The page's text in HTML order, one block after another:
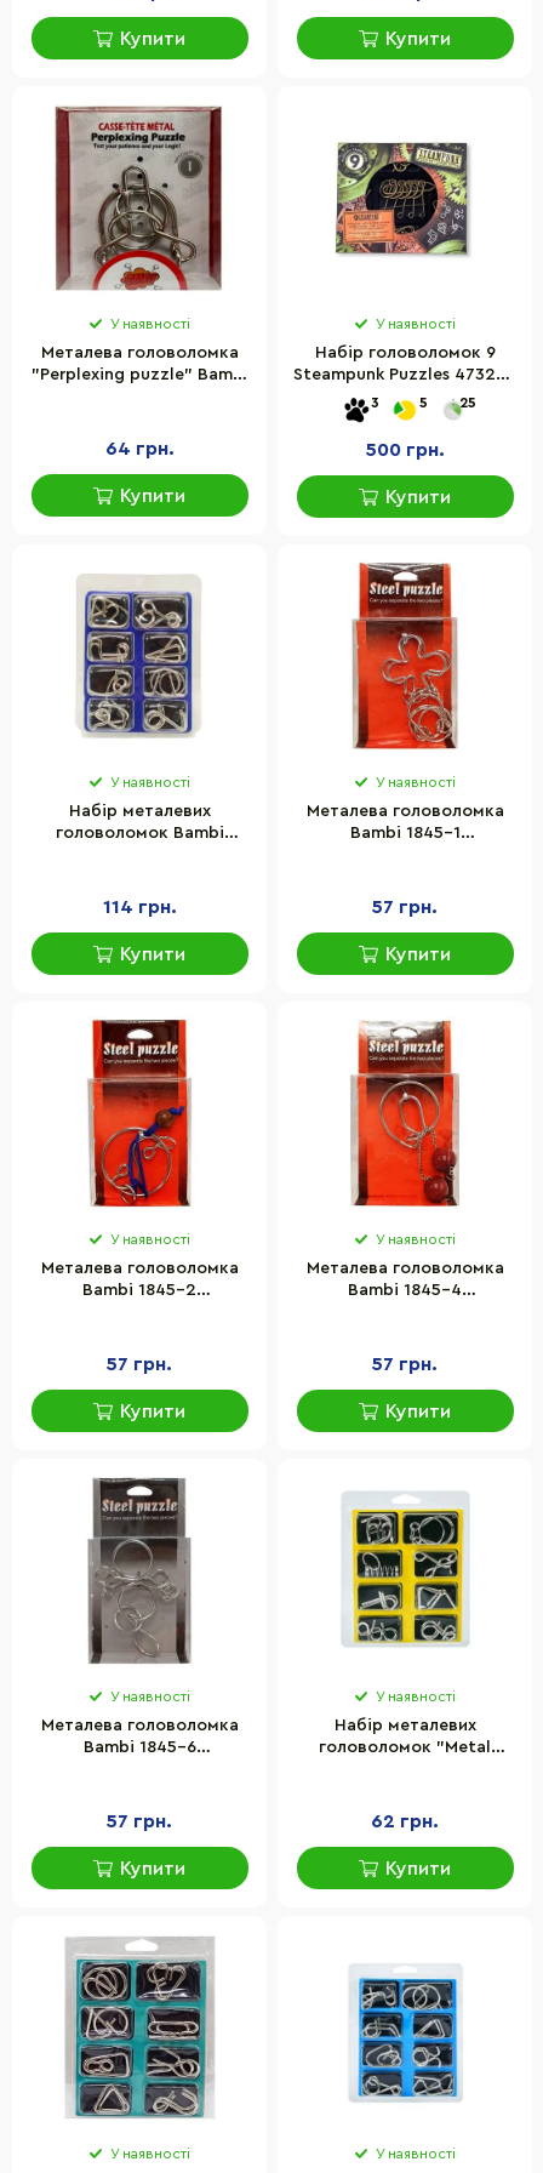
Купити Купити
У наявності
Металева головоломка
"Perplexing puzzle" Bambi
64 грн.
Купити
У наявності
Набір головоломок 9
Steampunk Puzzles 473206
Red set
3 5 25
500 грн.
Купити
У наявності
Набір металевих
головоломок Bambi
114 грн.
Купити
У наявності
Металева головоломка
Bambi 1845-1
57 грн.
Купити
У наявності
Металева головоломка
Bambi 1845-2
57 грн.
Купити
У наявності
Металева головоломка
Bambi 1845-4
57 грн.
Купити
У наявності
Металева головоломка
Bambi 1845-6
57 грн.
Купити
У наявності
Набір металевих
головоломок "Metal
62 грн.
Купити
У наявності У наявності